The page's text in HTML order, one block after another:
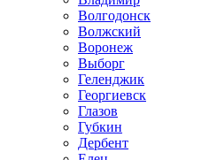
Волгодонск
Волжский
Воронеж
Выборг
Геленджик
Георгиевск
Глазов
Губкин
Дербент